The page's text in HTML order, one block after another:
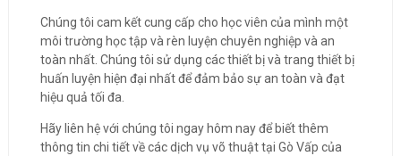
Chúng tôi cam kết cung cấp cho học viên của mình một
môi trường học tập và rèn luyện chuyên nghiệp và an
toàn nhất. Chúng tôi sử dụng các thiết bị và trang thiết bị
huấn luyện hiện đại nhất để đảm bảo sự an toàn và đạt
hiệu quả tối đa.
Hãy liên hệ với chúng tôi ngay hôm nay để biết thêm
thông tin chi tiết về các dịch vụ võ thuật tại Gò Vấp của